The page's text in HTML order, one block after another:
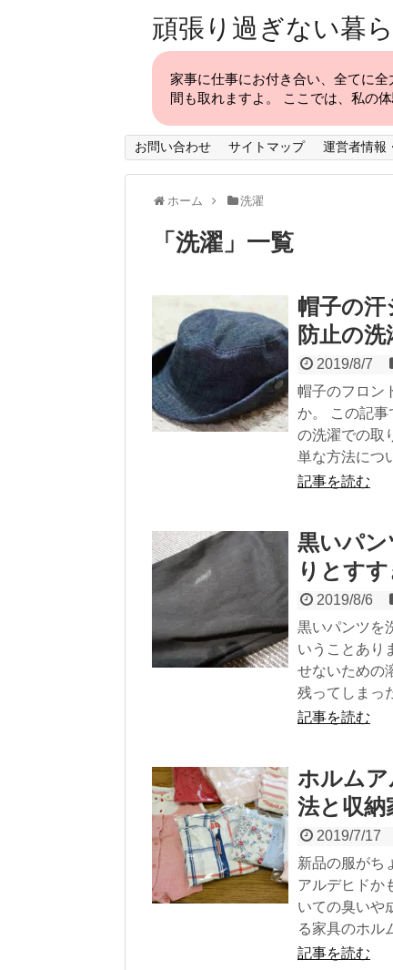
頑張り過ぎない暮
家事に仕事にお付き合い、全てに
間も取れますよ。 ここでは、私の
お問い合わせ サイトマップ 運営者情報
ホーム 洗濯
「 洗濯 」 一覧
帽子の
防止の洗
2019/8/7
帽子のフロン
か。 この記
の洗濯での取
単な方法につ
記事を読む
黒いパ
りとす
2019/8/6
黒いパンツを
いうことあり
せないための
残ってしまっ
記事を読む
ホルム
法と収納
2019/7/17
新品の服がち
アルデヒドか
いての臭いや
る家具のホル
記事を読む